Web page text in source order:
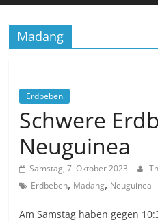
Thomas
Sävert
Madang
Erdbeben
Schwere
Neuguinea
Samstag, 7. Oktober 2023
Erdbeben, Madang, Neuguinea
Am Samstag haben gegen